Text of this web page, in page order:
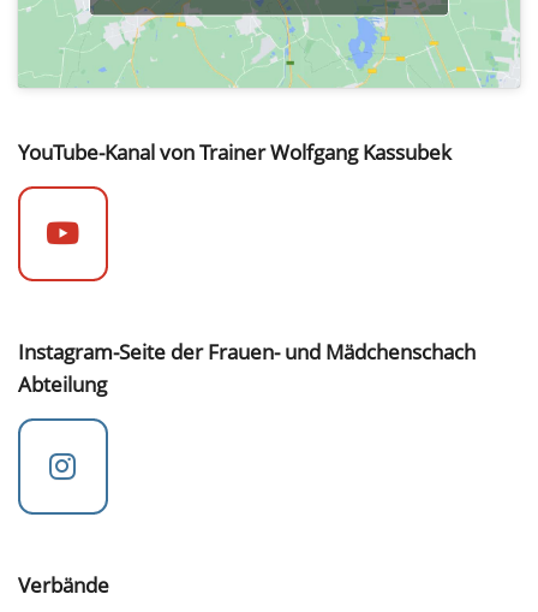
YouTube-Kanal von Trainer Wolfgang Kassubek
Instagram-Seite der Frauen- und Mädchenschach
Abteilung
Verbände